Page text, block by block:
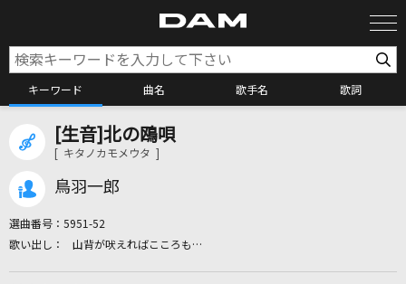
キーワード 曲名 歌手名 歌詞
カラオケ検索
[生音]北の鴎唄
[ キタノカモメウタ ]
鳥羽一郎
選曲番号： 5951-52
山背が吠えればこころも…